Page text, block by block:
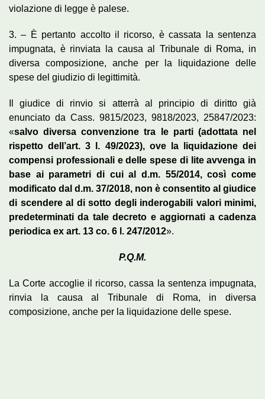
violazione di legge è palese.
3. – È pertanto accolto il ricorso, è cassata la sentenza
impugnata, è rinviata la causa al Tribunale di Roma, in
diversa composizione, anche per la liquidazione delle
spese del giudizio di legittimità.
Il giudice di rinvio si atterrà al principio di diritto già
enunciato da Cass. 9815/2023, 9818/2023, 25847/2023:
«salvo diversa convenzione tra le parti (adottata nel
rispetto dell’art. 3 l. 49/2023), ove la liquidazione dei
compensi professionali e delle spese di lite avvenga in
base ai parametri di cui al d.m. 55/2014, così come
modificato dal d.m. 37/2018, non è consentito al giudice
di scendere al di sotto degli inderogabili valori minimi,
predeterminati da tale decreto e aggiornati a cadenza
periodica ex art. 13 co. 6 l. 247/2012».
P.Q.M.
La Corte accoglie il ricorso, cassa la sentenza impugnata,
rinvia la causa al Tribunale di Roma, in diversa
composizione, anche per la liquidazione delle spese.